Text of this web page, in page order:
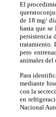
El
de 18 mg/
hasta que
persistencia
tratamiento.
pero
animales del
Para
mediante
con la
en
Nacional